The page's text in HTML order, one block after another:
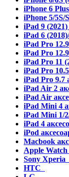
iPhone 6
iPhone 5/5S/
iPad 9
iPad 6
iPad Pro
iPad Pro
iPad Pro 11
iPad Pro
iPad Pro 9.7
iPad Air 2
iPad Air
iPad Mini 4
iPad Mini 1/
iPad 4
iPod
Macbook
Apple Watch
Sony Xperia
HTC